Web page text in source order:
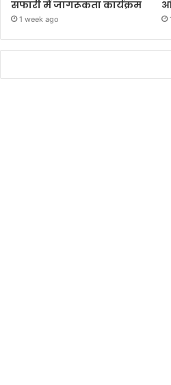
सफारी में जागरूकता कार्यक्रम
1 week ago